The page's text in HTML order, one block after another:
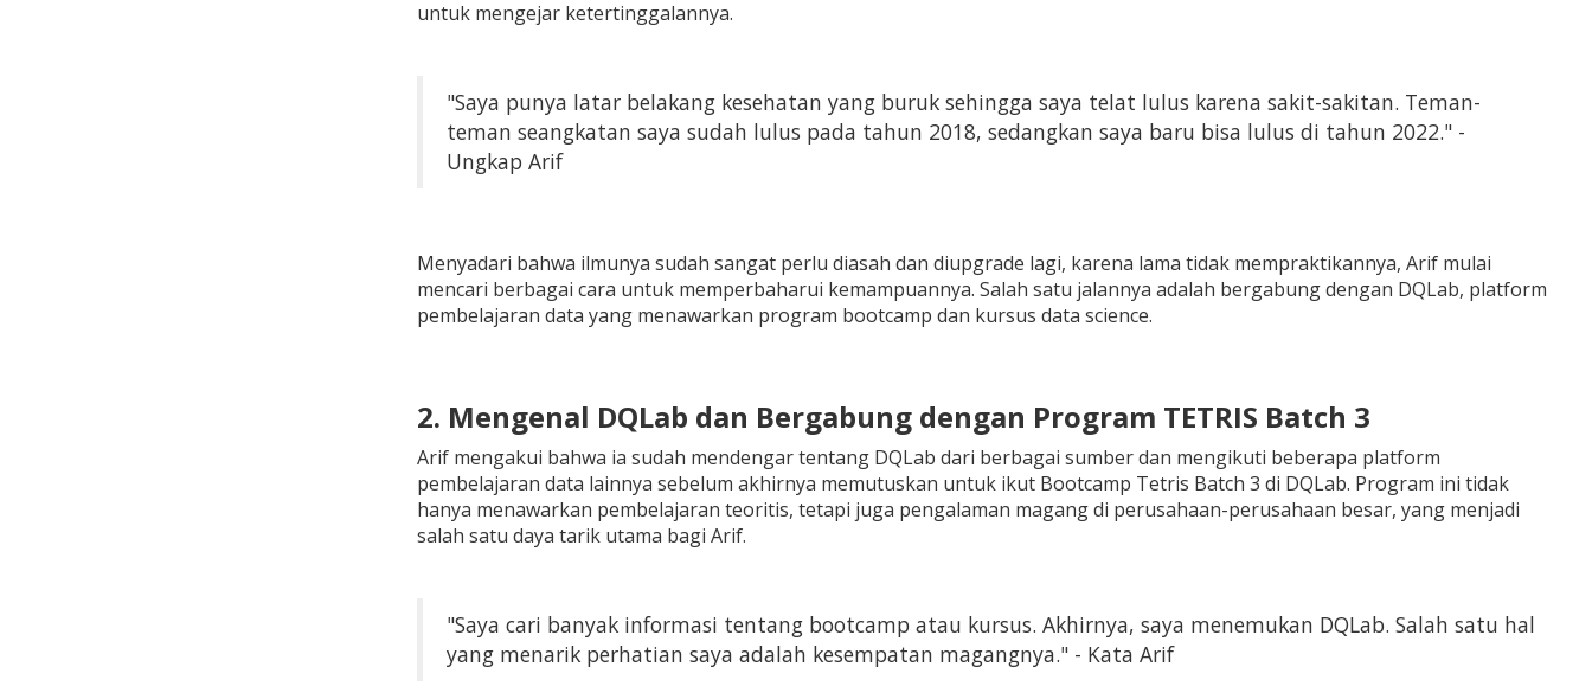
untuk mengejar ketertinggalannya.
"Saya punya latar belakang kesehatan yang buruk sehingga saya telat lulus karena sakit-sakitan. Teman-
teman seangkatan saya sudah lulus pada tahun 2018, sedangkan saya baru bisa lulus di tahun 2022." -
Ungkap Arif
Menyadari bahwa ilmunya sudah sangat perlu diasah dan diupgrade lagi, karena lama tidak mempraktikannya, Arif mulai
mencari berbagai cara untuk memperbaharui kemampuannya. Salah satu jalannya adalah bergabung dengan DQLab, platform
pembelajaran data yang menawarkan program bootcamp dan kursus data science.
2. Mengenal DQLab dan Bergabung dengan Program TETRIS Batch 3
Arif mengakui bahwa ia sudah mendengar tentang DQLab dari berbagai sumber dan mengikuti beberapa platform
pembelajaran data lainnya sebelum akhirnya memutuskan untuk ikut Bootcamp Tetris Batch 3 di DQLab. Program ini tidak
hanya menawarkan pembelajaran teoritis, tetapi juga pengalaman magang di perusahaan-perusahaan besar, yang menjadi
salah satu daya tarik utama bagi Arif.
"Saya cari banyak informasi tentang bootcamp atau kursus. Akhirnya, saya menemukan DQLab. Salah satu hal
yang menarik perhatian saya adalah kesempatan magangnya." - Kata Arif